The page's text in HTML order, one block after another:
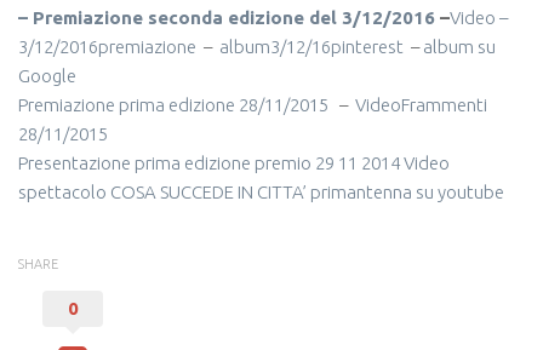
– Premiazione seconda edizione del 3/12/2016 –Video –
3/12/2016premiazione – album3/12/16pinterest –album su
Google
Premiazione prima edizione 28/11/2015 – VideoFrammenti
28/11/2015
Presentazione prima edizione premio 29 11 2014Video
spettacolo COSA SUCCEDE IN CITTA’ primantenna su youtube
SHARE
0